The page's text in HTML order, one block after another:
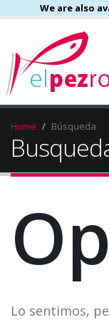
We are also
Home Búsqueda
Lo sentimos,